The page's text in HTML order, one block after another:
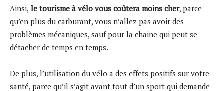
Ainsi, le tourisme à vélo vous coûtera moins cher, parce
qu’en plus du carburant, vous n’allez pas avoir des
problèmes mécaniques, sauf pour la chaine qui peut se
détacher de temps en temps.
De plus, l’utilisation du vélo a des effets positifs sur votre
santé, parce qu’il s’agit avant tout d’un sport qui demande